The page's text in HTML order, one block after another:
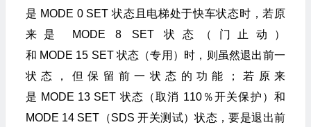
是 MODE 0 SET 状态且电梯处于快车状态时，若原
来是 MODE 8 SET 状态（门止动）
和 MODE 15 SET 状态（专用）时，则虽然退出前一
状态，但保留前一状态的功能；若原来
是 MODE 13 SET 状态（取消 110％开关保护）和
MODE 14 SET（SDS 开关测试）状态，要是退出前